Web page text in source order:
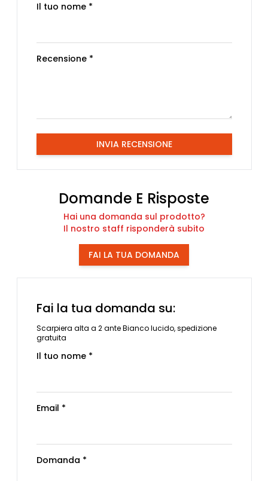
Il tuo nome *
Recensione *
INVIA RECENSIONE
Domande E Risposte
Hai una domanda sul prodotto?
Il nostro staff risponderà subito
FAI LA TUA DOMANDA
Fai la tua domanda su:
Scarpiera alta a 2 ante Bianco lucido, spedizione
gratuita
Il tuo nome *
Email *
Domanda *